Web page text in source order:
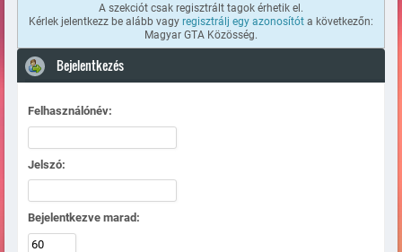
A szekciót csak regisztrált tagok érhetik el.
Kérlek jelentkezz be alább vagy regisztrálj egy azonosítót a következőn:
Magyar GTA Közösség.
Bejelentkezés
Felhasználónév:
Jelszó:
Bejelentkezve marad: